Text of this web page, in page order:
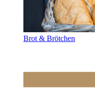
Brot & Brötchen